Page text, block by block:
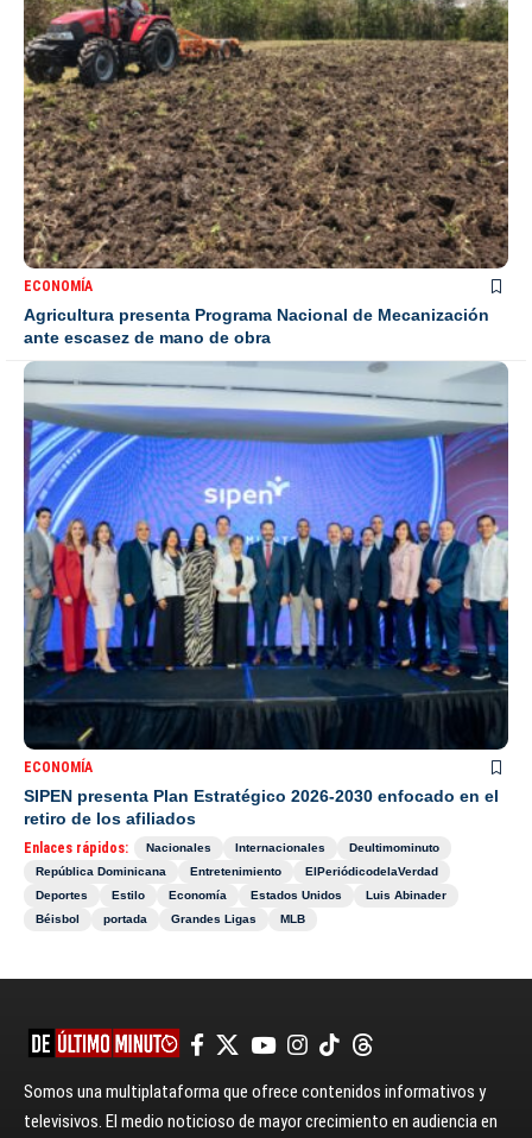
ECONOMÍA
Agricultura presenta Programa Nacional de Mecanización
ante escasez de mano de obra
ECONOMÍA
SIPEN presenta Plan Estratégico 2026-2030 enfocado en el
retiro de los afiliados
Enlaces rápidos: Nacionales Internacionales
Deultimominuto
República Dominicana
Entretenimiento
ElPeriódicodelaVerdad
Deportes
Estilo Economía Estados Unidos
Luis Abinader
Béisbol
portada Grandes Ligas MLB
Somos una multiplataforma que ofrece contenidos informativos y
televisivos. El medio noticioso de mayor crecimiento en audiencia en